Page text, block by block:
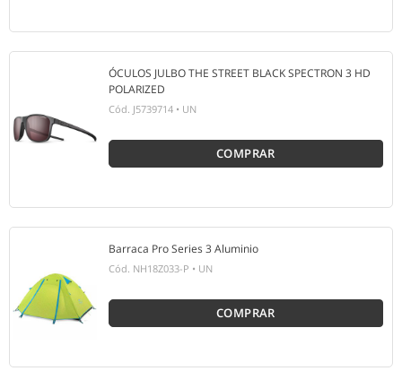
ÓCULOS JULBO THE STREET BLACK SPECTRON 3 HD
POLARIZED
Cód. J5739714 • UN
COMPRAR
Barraca Pro Series 3 Aluminio
Cód. NH18Z033-P • UN
COMPRAR